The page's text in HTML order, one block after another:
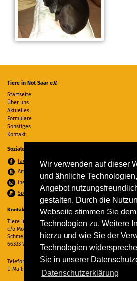
Wir verwenden auf dieser
und ähnliche
Angebot
gestalten. Durch die
Webseite stimmen Sie
Technologien zu. Weitere
hierzu und wie Sie der
Technologien
Sie in unserer
Datenschutzerklärung
Tiere in Not Saar e.V.
Startseite
Über uns
Aktuelles
Formulare
Sonstiges
Kontakt
Soziale Medien
Facebook
Amazon Wunschzettel
Instagram
Spenden per PayPal
Kontakt
Tiere in Not Saar e.V.
c/o Monika Ewen
Schmelzer Straße 22
66333 Völklingen
Telefon:
06898 294862
E-Mail:
info@tiere-in-not-saar.de